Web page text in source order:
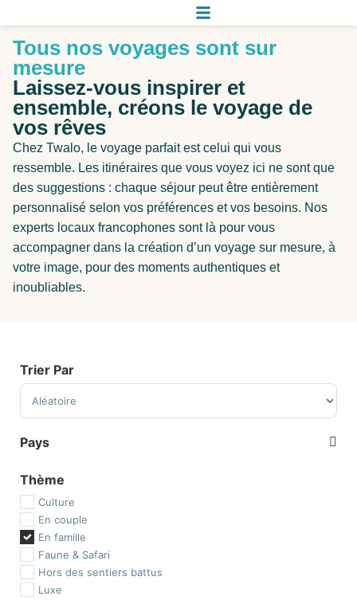
Tous nos voyages sont sur
mesure
Laissez-vous inspirer et
ensemble, créons le voyage de
vos rêves
Chez Twalo, le voyage parfait est celui qui vous
ressemble. Les itinéraires que vous voyez ici ne sont que
des suggestions : chaque séjour peut être entièrement
personnalisé selon vos préférences et vos besoins. Nos
experts locaux francophones sont là pour vous
accompagner dans la création d’un voyage sur mesure, à
votre image, pour des moments authentiques et
inoubliables.
Trier Par
Sort Products
Pays
Afrique du Sud
Botswana
Ethiopie
Île de la Réunion
Île Maurice
Kenya
Madagascar
Thème
Culture
En couple
En famille
Faune & Safari
Hors des sentiers battus
Luxe